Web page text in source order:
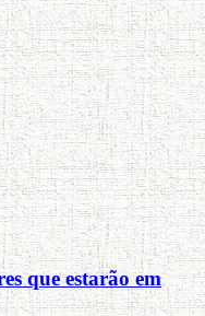
que estarão em